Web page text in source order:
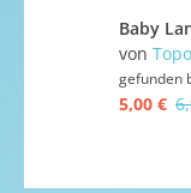
von
gefunden
5,00 €